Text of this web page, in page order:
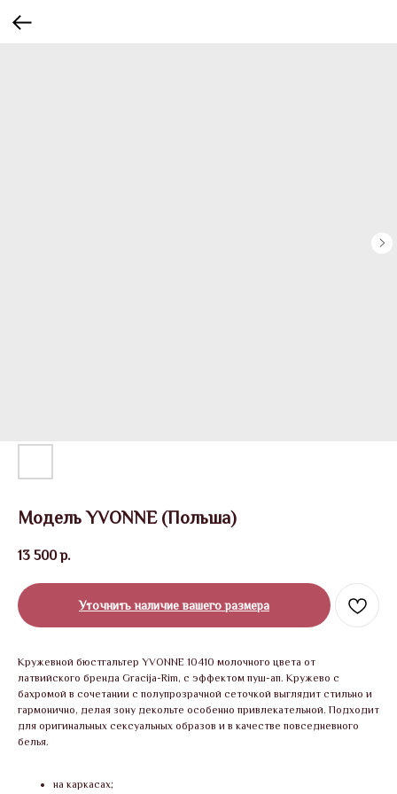
Модель YVONNE (Польша)
13 500 р.
Уточнить наличие вашего размера
Кружевной бюстгальтер YVONNE 10410 молочного цвета от
латвийского бренда Gracija-Rim, с эффектом пуш-ап. Кружево с
бахромой в сочетании с полупрозрачной сеточкой выглядит стильно и
гармонично, делая зону декольте особенно привлекательной. Подходит
для оригинальных сексуальных образов и в качестве повседневного
белья.
на каркасах;